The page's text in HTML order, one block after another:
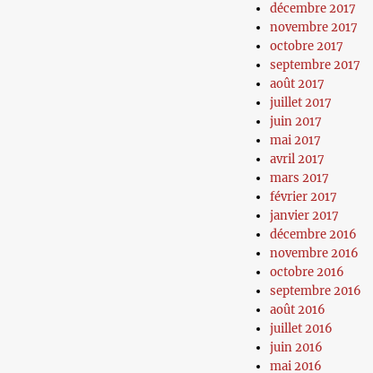
décembre 2017
novembre 2017
octobre 2017
septembre 2017
août 2017
juillet 2017
juin 2017
mai 2017
avril 2017
mars 2017
février 2017
janvier 2017
décembre 2016
novembre 2016
octobre 2016
septembre 2016
août 2016
juillet 2016
juin 2016
mai 2016